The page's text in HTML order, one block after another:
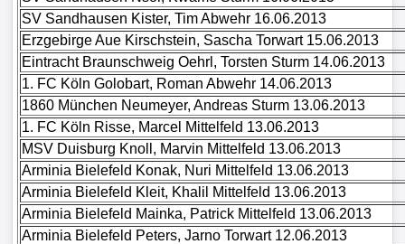
SV Sandhausen Kister, Tim Abwehr 16.06.2013
Erzgebirge Aue Kirschstein, Sascha Torwart 15.06.2013
Eintracht Braunschweig Oehrl, Torsten Sturm 14.06.2013
1. FC Köln Golobart, Roman Abwehr 14.06.2013
1860 München Neumeyer, Andreas Sturm 13.06.2013
1. FC Köln Risse, Marcel Mittelfeld 13.06.2013
MSV Duisburg Knoll, Marvin Mittelfeld 13.06.2013
Arminia Bielefeld Konak, Nuri Mittelfeld 13.06.2013
Arminia Bielefeld Kleit, Khalil Mittelfeld 13.06.2013
Arminia Bielefeld Mainka, Patrick Mittelfeld 13.06.2013
Arminia Bielefeld Peters, Jarno Torwart 12.06.2013